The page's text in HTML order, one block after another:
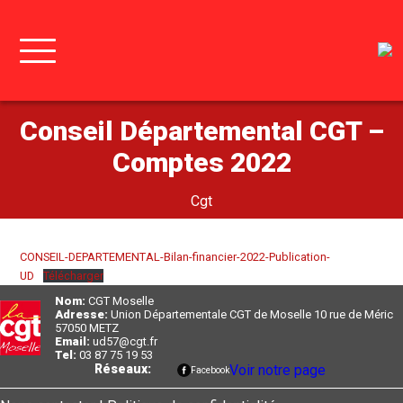
Conseil Départemental CGT –
Comptes 2022
Cgt
CONSEIL-DEPARTEMENTAL-Bilan-financier-2022-Publication-
UD
Télécharger
Nom: CGT Moselle
Adresse: Union Départementale CGT de Moselle 10 rue de Méric
57050 METZ
Email: ud57@cgt.fr
Tel: 03 87 75 19 53
Réseaux: FacebookVoir notre page